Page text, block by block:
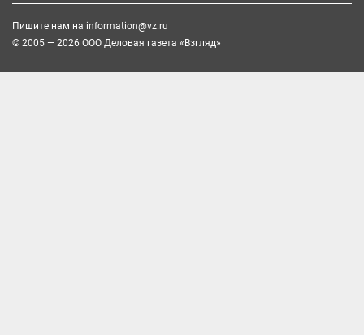
Пишите нам на information@vz.ru
© 2005 — 2026 ООО Деловая газета «Взгляд»